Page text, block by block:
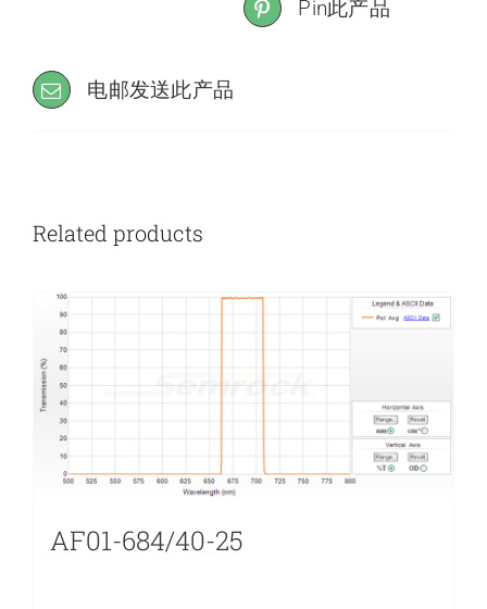
Pin此产品
电邮发送此产品
Related products
AF01-684/40-25